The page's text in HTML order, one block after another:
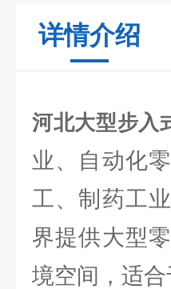
详情介绍
河北大型步入
业、自动化
工、制药工
界提供大型
境空间，适